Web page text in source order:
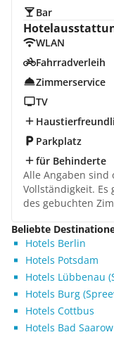
Bar
WLAN
Fahrradverleih
Zimmerservice
TV
Parkplatz
für Behinderte
Alle Angaben sind
Vollständigkeit.
des gebuchten
Beliebte
Hotels Berlin
Hotels Potsdam
Hotels Lübbenau
Hotels Burg
Hotels Cottbus
Hotels Bad Saarow